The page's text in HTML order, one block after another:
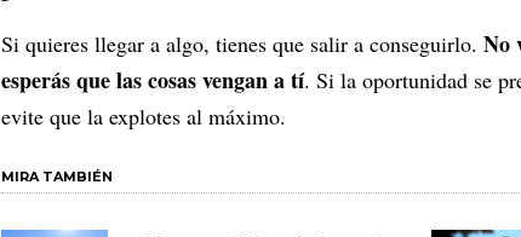
Si quieres llegar a algo, tienes que salir a conseguirlo. No
esperás que las cosas vengan a tí. Si la oportunidad se
evite que la explotes al máximo.
MIRA TAMBIÉN